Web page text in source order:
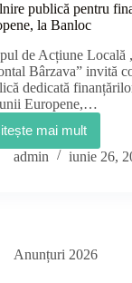
publică pentru
la Banloc
de Acțiune Locală
Bârzava” invită
dedicată
Europene,…
mai mult
Întâlnire
publică
admin iunie 26,
Anunțuri 2026